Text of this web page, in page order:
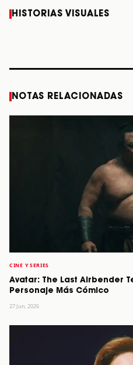
HISTORIAS VISUALES
Caifanes regresa
a Monterrey el
Fallece
Staiti,
NOTAS RELACIONADAS
CINE Y SERIES
Avatar: The Last Airbender
Personaje Más Cómico
27 Jun, 2026